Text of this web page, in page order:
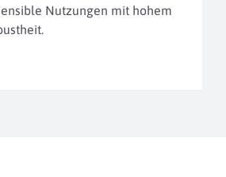
Nutzungen mit hohem